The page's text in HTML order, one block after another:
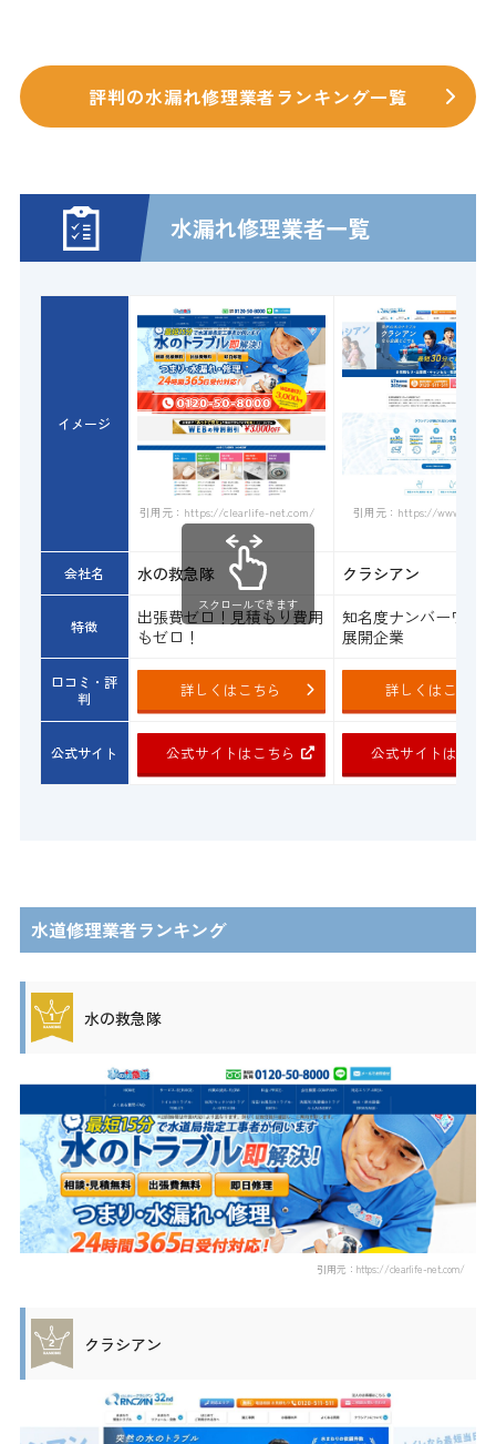
評判の水漏れ修理業者ランキング一覧
水漏れ修理業者一覧
イメージ
引用元：https://clearlife-net.com/ 引用元：https://
会社名 水の救急隊 クラシアン
特徴
出張費ゼロ！見積もり費用
もゼロ！
知名度ナンバーワン
展開企業
口コミ・評
判
詳しくはこちら 詳しくはこちら
公式サイト 公式サイトはこちら 公式サイトはこち
スクロールできます
水道修理業者ランキング
水の救急隊
引用元：https://clearlife-net.com/
クラシアン